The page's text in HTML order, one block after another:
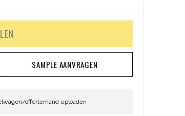
SAMPLE AANVRAGEN
offertemand uploaden